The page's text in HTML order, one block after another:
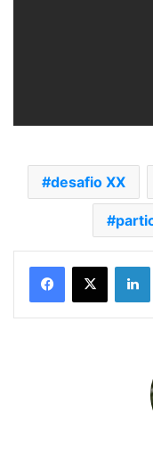
desafio XX
Facebook
X